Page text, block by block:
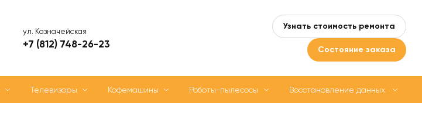
ул. Казначейская
+7 (812) 748-26-23
Узнать стоимость ремонта
Состояние заказа
Телевизоры Кофемашины Роботы-пылесосы Восстановление данных